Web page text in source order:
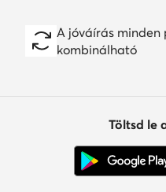
A jóváírás minden
kombinálható
Töltsd le